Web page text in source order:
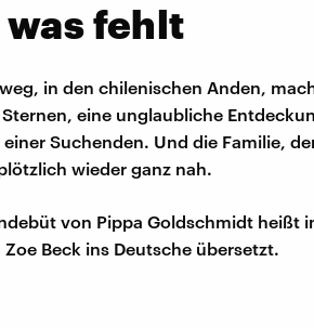
was fehlt
in den chilenischen Anden,
eine unglaubliche
einer Suchenden. Und die Familie,
wieder ganz nah.
von Pippa Goldschmidt heißt
Beck ins Deutsche übersetzt.